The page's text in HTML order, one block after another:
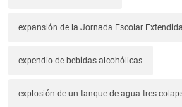
expansión de la Jornada Escolar
expendio de bebidas alcohólicas
explosión de un tanque de agua-tres